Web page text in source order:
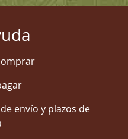
envío y plazos de